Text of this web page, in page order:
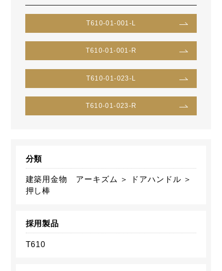
T610-01-001-L
T610-01-001-R
T610-01-023-L
T610-01-023-R
分類
建築用金物 アーキズム ＞ ドアハンドル ＞
押し棒
採用製品
T610